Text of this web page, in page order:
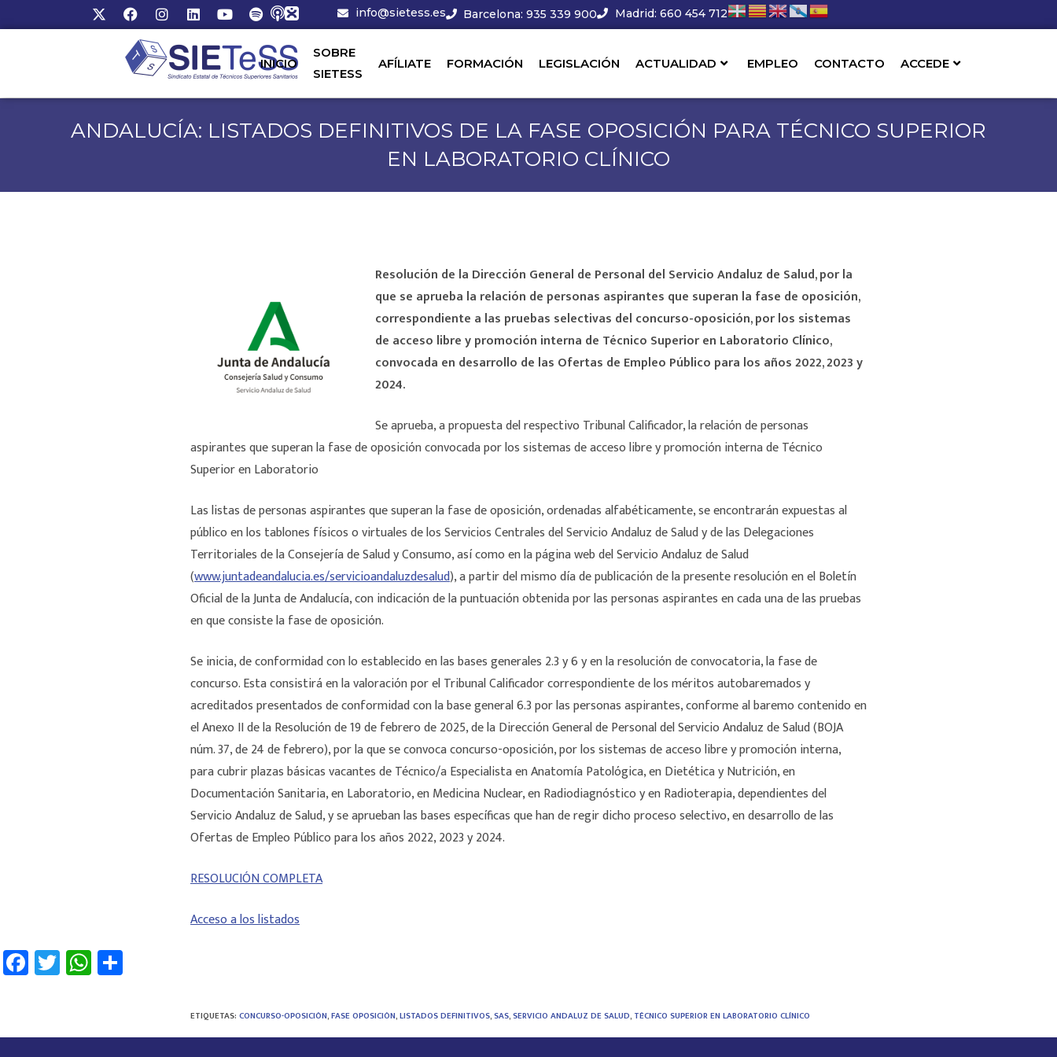
info@sietess.es Barcelona: 935 339 900 Madrid: 660 454 712
INICIO
SOBRE
SIETESS
AFÍLIATE FORMACIÓN LEGISLACIÓN ACTUALIDAD EMPLEO CONTACTO ACCEDE
ANDALUCÍA: LISTADOS DEFINITIVOS DE LA FASE OPOSICIÓN PARA TÉCNICO SUPERIOR
EN LABORATORIO CLÍNICO
Resolución de la Dirección General de Personal del Servicio Andaluz de Salud, por la
que se aprueba la relación de personas aspirantes que superan la fase de oposición,
correspondiente a las pruebas selectivas del concurso-oposición, por los sistemas
de acceso libre y promoción interna de Técnico Superior en Laboratorio Clínico,
convocada en desarrollo de las Ofertas de Empleo Público para los años 2022, 2023 y
2024.
Se aprueba, a propuesta del respectivo Tribunal Calificador, la relación de personas
aspirantes que superan la fase de oposición convocada por los sistemas de acceso libre y promoción interna de Técnico
Superior en Laboratorio
Las listas de personas aspirantes que superan la fase de oposición, ordenadas alfabéticamente, se encontrarán expuestas al
público en los tablones físicos o virtuales de los Servicios Centrales del Servicio Andaluz de Salud y de las Delegaciones
Territoriales de la Consejería de Salud y Consumo, así como en la página web del Servicio Andaluz de Salud
(www.juntadeandalucia.es/servicioandaluzdesalud), a partir del mismo día de publicación de la presente resolución en el Boletín
Oficial de la Junta de Andalucía, con indicación de la puntuación obtenida por las personas aspirantes en cada una de las pruebas
en que consiste la fase de oposición.
Se inicia, de conformidad con lo establecido en las bases generales 2.3 y 6 y en la resolución de convocatoria, la fase de
concurso. Esta consistirá en la valoración por el Tribunal Calificador correspondiente de los méritos autobaremados y
acreditados presentados de conformidad con la base general 6.3 por las personas aspirantes, conforme al baremo contenido en
el Anexo II de la Resolución de 19 de febrero de 2025, de la Dirección General de Personal del Servicio Andaluz de Salud (BOJA
núm. 37, de 24 de febrero), por la que se convoca concurso-oposición, por los sistemas de acceso libre y promoción interna,
para cubrir plazas básicas vacantes de Técnico/a Especialista en Anatomía Patológica, en Dietética y Nutrición, en
Documentación Sanitaria, en Laboratorio, en Medicina Nuclear, en Radiodiagnóstico y en Radioterapia, dependientes del
Servicio Andaluz de Salud, y se aprueban las bases específicas que han de regir dicho proceso selectivo, en desarrollo de las
Ofertas de Empleo Público para los años 2022, 2023 y 2024.
RESOLUCIÓN COMPLETA
Acceso a los listados
Fa
ce
o
T
wi
er
W
h
sAp
ETIQUETAS: CONCURSO-OPOSICIÓN,FASE OPOSICIÓN,LISTADOS DEFINITIVOS,SAS,SERVICIO ANDALUZ DE SALUD, TÉCNICO SUPERIOR EN LABORATORIO CLÍNICO